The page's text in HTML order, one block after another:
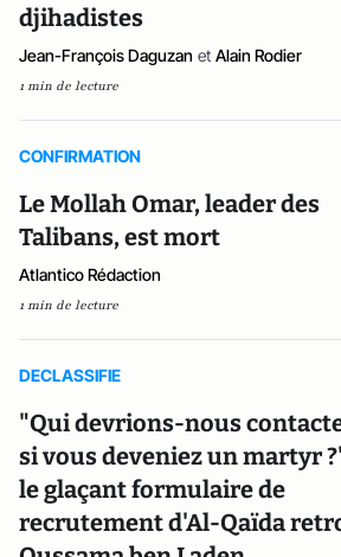
djihadistes
Jean-François Daguzan et Alain Rodier
1 min de lecture
CONFIRMATION
Le Mollah Omar, leader des
Talibans, est mort
Atlantico Rédaction
1 min de lecture
DECLASSIFIE
"Qui devrions-nous
si vous deveniez un martyr
le glaçant formulaire de
recrutement d'Al-Qaïda